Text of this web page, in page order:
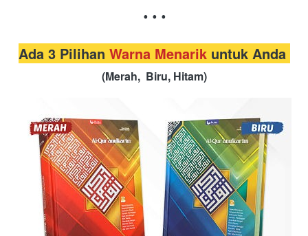
. . .
Ada 3 Pilihan Warna Menarik untuk Anda
(Merah,  Biru, Hitam)